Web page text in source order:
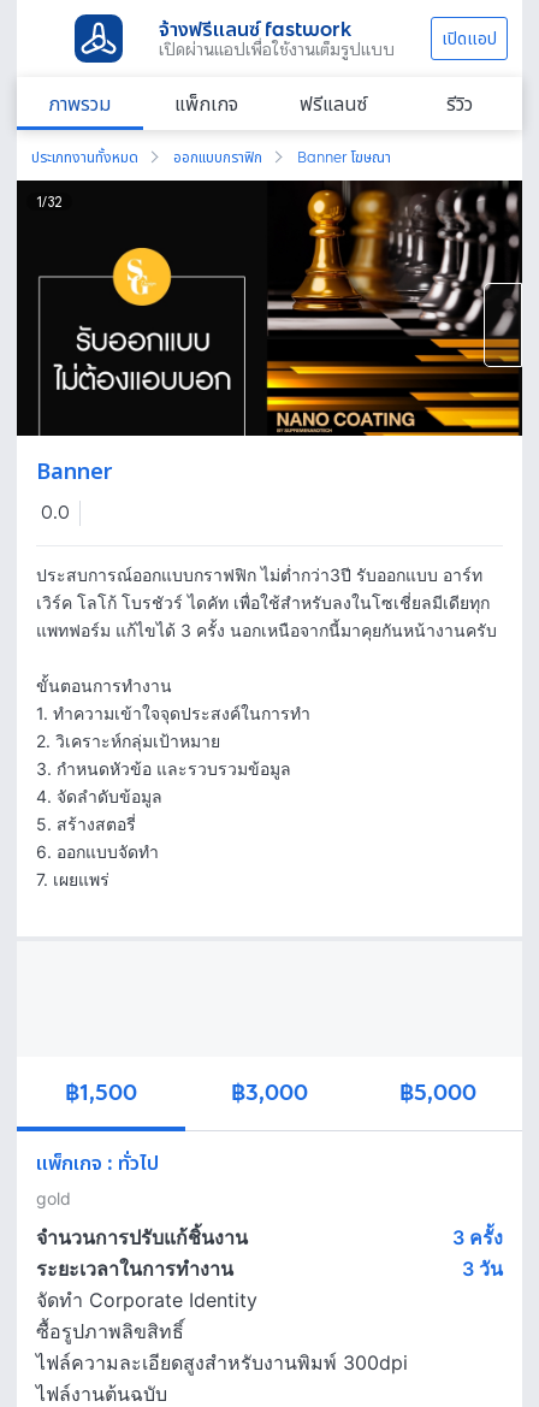
จ้างฟรีแลนซ์ fastwork
เปิดผ่านแอปเพื่อใช้งานเต็มรูปแบบ เปิดแอป
ภาพรวม แพ็กเกจ ฟรีแลนซ์ รีวิว
ประเภทงานทั้งหมด ออกแบบกราฟิก Banner โฆษณา
1/32
Banner
0.0
ประสบการณ์ออกแบบกราฟฟิก ไม่ต่ำกว่า3ปี รับออกแบบ อาร์ท
เวิร์ค โลโก้ โบรชัวร์ ไดคัท เพื่อใช้สำหรับลงในโซเชี่ยลมีเดียทุก
แพทฟอร์ม แก้ไขได้ 3 ครั้ง นอกเหนือจากนี้มาคุยกันหน้างานครับ
ขั้นตอนการทำงาน
1. ทำความเข้าใจจุดประสงค์ในการทำ
2. วิเคราะห์กลุ่มเป้าหมาย
3. กำหนดหัวข้อ และรวบรวมข้อมูล
4. จัดลำดับข้อมูล
5. สร้างสตอรี่
6. ออกแบบจัดทำ
7. เผยแพร่
฿1,500 ฿3,000 ฿5,000
แพ็กเกจ : ทั่วไป
gold
จำนวนการปรับแก้ชิ้นงาน
3 ครั้ง
ระยะเวลาในการทำงาน
3 วัน
จัดทำ Corporate Identity
ซื้อรูปภาพลิขสิทธิ์
ไฟล์ความละเอียดสูงสำหรับงานพิมพ์ 300dpi
ไฟล์งานต้นฉบับ